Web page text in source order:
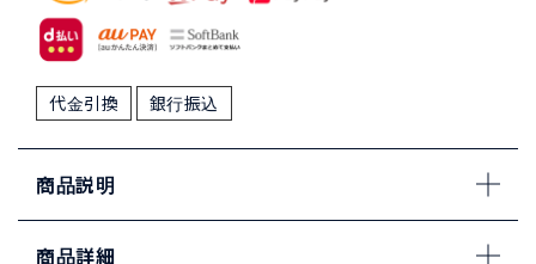
代金引換 銀行振込
商品説明
商品詳細